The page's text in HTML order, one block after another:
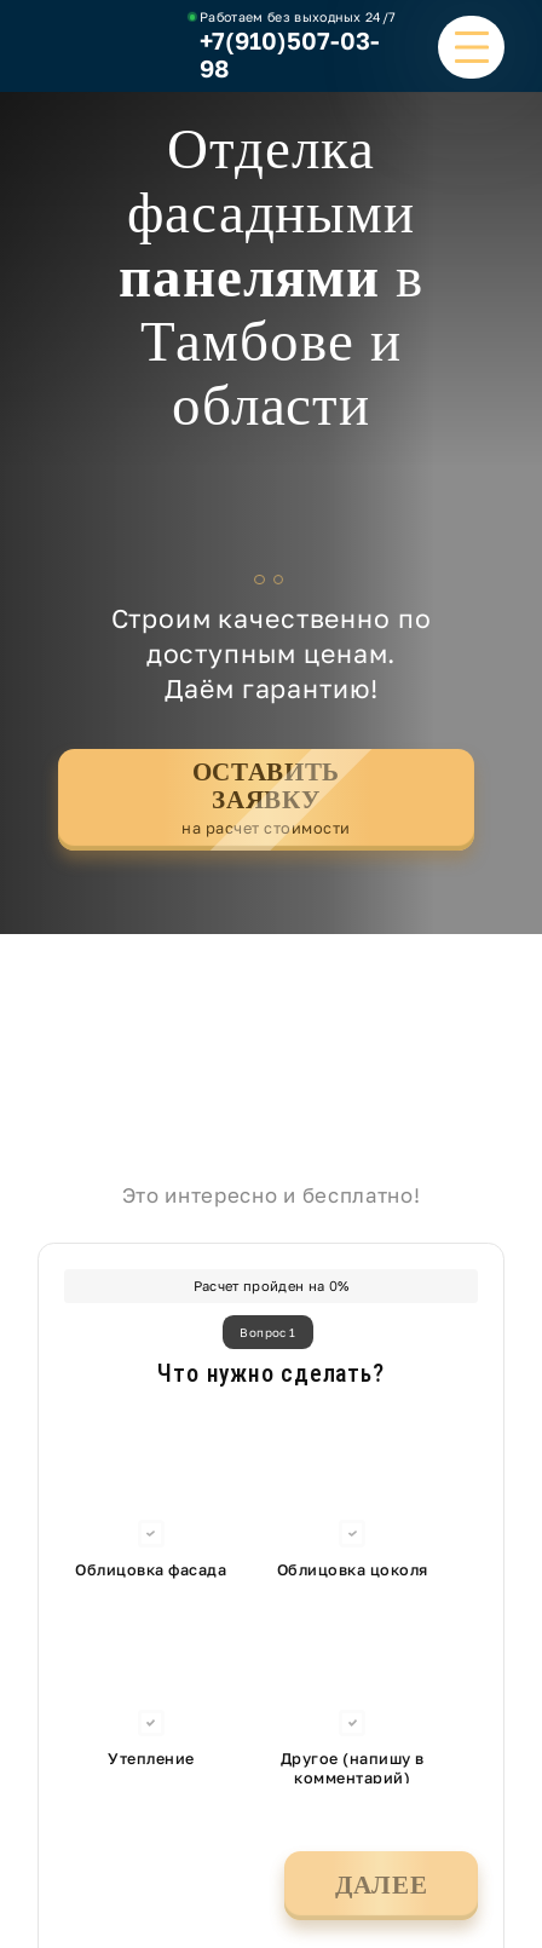
Работаем без выходных24/7
+7(910)507-03-
98
УСЛУГИ
НАШИ РАБОТЫ
Отделка
фасадными
панелями в
Тамбове и
области
Строим качественно по
доступным ценам.
Даём гарантию!
ОСТАВИТЬ
ЗАЯВКУ
на расчет стоимости
Это интересно и бесплатно!
Расчет пройден на 0%
Вопрос 1
Что нужно сделать?
Облицовка фасада Облицовка цоколя
Утепление
Другое (напишу в
комментарий)
ДАЛЕЕ